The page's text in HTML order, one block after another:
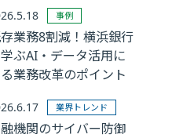
事例
業務8割減！横浜銀行
ぶAI・データ活用に
業務改革のポイント
業界トレンド
機関のサイバー防御